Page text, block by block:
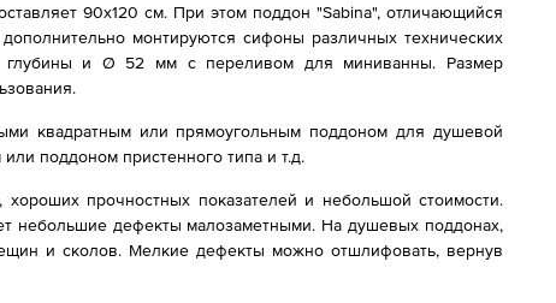
90x120 см. При этом поддон "Sabina", отличающийся
монтируются сифоны различных технических
глубины и Ø 52 мм с переливом для миниванны. Размер
квадратным или прямоугольным поддоном для душевой
поддоном пристенного типа и т.д.
прочностных показателей и небольшой стоимости.
небольшие дефекты малозаметными. На душевых поддонах,
и сколов. Мелкие дефекты можно отшлифовать, вернув